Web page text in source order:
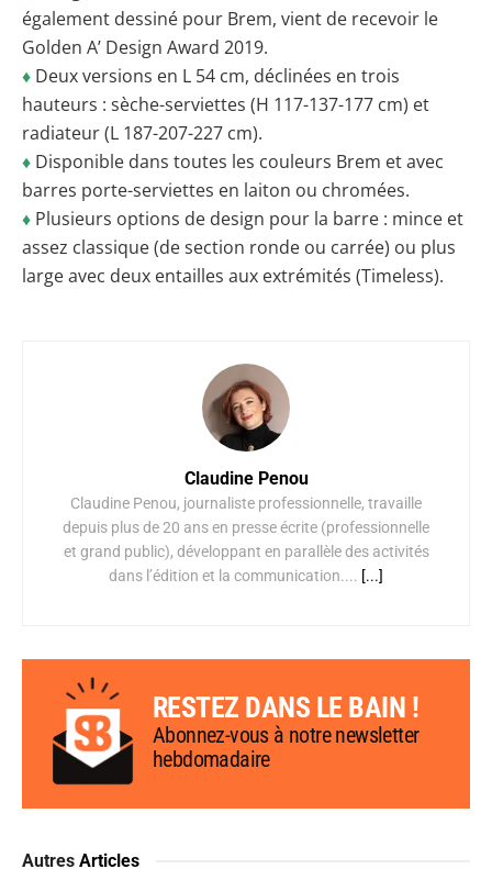
également dessiné pour Brem, vient de recevoir le
Golden A’ Design Award 2019.
♦ Deux versions en L 54 cm, déclinées en trois
hauteurs : sèche-serviettes (H 117-137-177 cm) et
radiateur (L 187-207-227 cm).
♦ Disponible dans toutes les couleurs Brem et avec
barres porte-serviettes en laiton ou chromées.
♦ Plusieurs options de design pour la barre : mince et
assez classique (de section ronde ou carrée) ou plus
large avec deux entailles aux extrémités (Timeless).
Claudine Penou
Claudine Penou, journaliste professionnelle, travaille
depuis plus de 20 ans en presse écrite (professionnelle
et grand public), développant en parallèle des activités
dans l’édition et la communication.... [...]
RESTEZ DANS LE BAIN !
Abonnez-vous à notre newsletter
hebdomadaire
Autres Articles